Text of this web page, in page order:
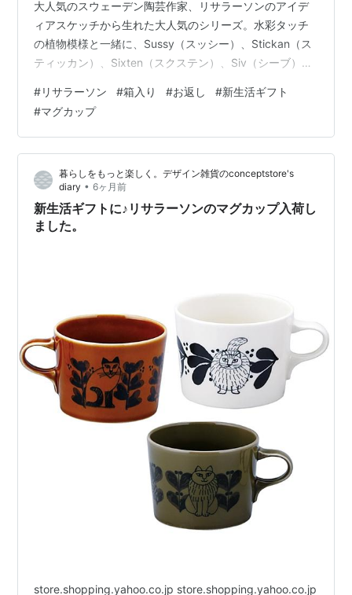
大人気のスウェーデン陶芸作家、リサラーソンのアイデ
ィアスケッチから生れた大人気のシリーズ。水彩タッチ
の植物模様と一緒に、Sussy（スッシー）、Stickan（ス
ティッカン）、Sixten（スクステン）、Siv（シーブ）の
き。 store.shopping.yahoo.co.jp
store.shopping.yahoo.co.jp store.shopping.yahoo.co.jp
箱入りなのでギフトにおすすめです。 入学や就職のお
祝…
#リサラーソン #箱入り #お返し #新生活ギフト
#マグカップ
暮らしをもっと楽しく。デザイン雑貨のconceptstore's
diary • 6ヶ月前
新生活ギフトに♪リサラーソンのマグカップ入荷し
ました。
store.shopping.yahoo.co.jp store.shopping.yahoo.co.jp